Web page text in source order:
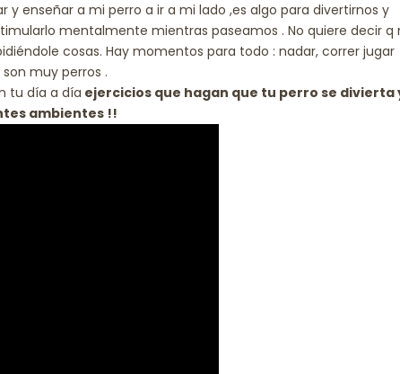
y enseñar a mi perro a ir a mi lado ,es algo para divertirnos y
mentalmente mientras paseamos . No quiere decir q
cosas. Hay momentos para todo : nadar, correr jugar
muy perros .
tu día a día ejercicios que hagan que tu perro se divierta
ambientes !!